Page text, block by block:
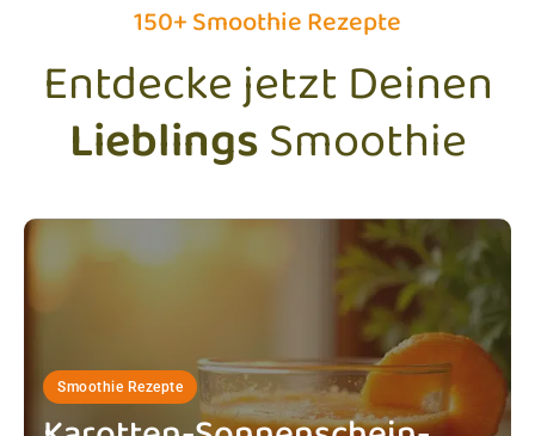
150+ Smoothie Rezepte
Entdecke jetzt Deinen
LieblingsSmoothie
Smoothie Rezepte